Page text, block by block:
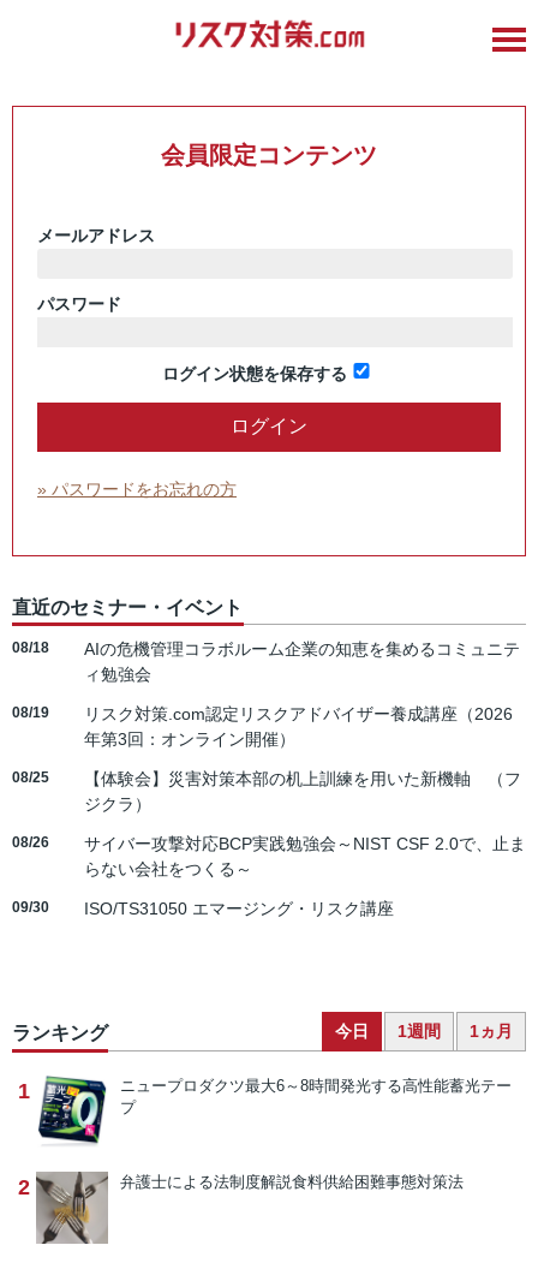
会員限定コンテンツ
メールアドレス
パスワード
ログイン状態を保存する
» パスワードをお忘れの方
直近のセミナー・イベント
08/18
AIの危機管理コラボルーム企業の知恵を集めるコミュニテ
ィ勉強会
08/19
リスク対策.com認定リスクアドバイザー養成講座（2026
年第3回：オンライン開催）
08/25
【体験会】災害対策本部の机上訓練を用いた新機軸 （フ
ジクラ）
08/26
サイバー攻撃対応BCP実践勉強会～NIST CSF 2.0で、止ま
らない会社をつくる～
09/30 ISO/TS31050 エマージング・リスク講座
ランキング 今日 1週間 1ヵ月
1 ニュープロダクツ最大6～8時間発光する高性能蓄光テー
プ
2 弁護士による法制度解説食料供給困難事態対策法